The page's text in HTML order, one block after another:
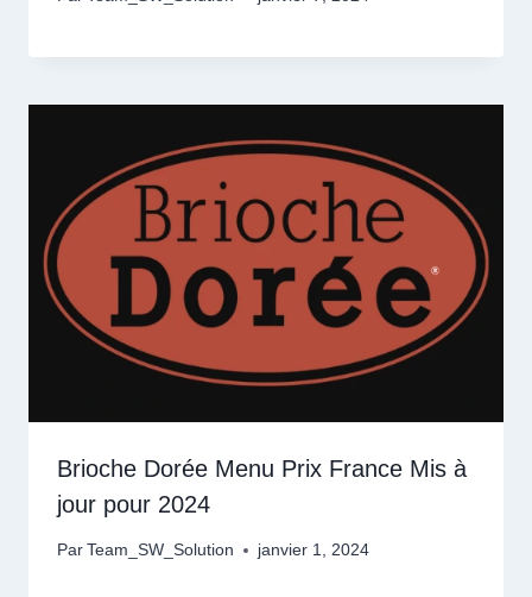
Brioche Dorée Menu Prix France Mis à
jour pour 2024
Par Team_SW_Solution janvier 1, 2024